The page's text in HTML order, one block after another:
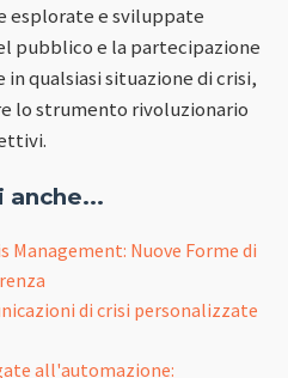
esplorate e sviluppate
pubblico e la partecipazione
qualsiasi situazione di crisi,
lo strumento rivoluzionario
anche...
Management: Nuove Forme di
di crisi personalizzate
all'automazione: